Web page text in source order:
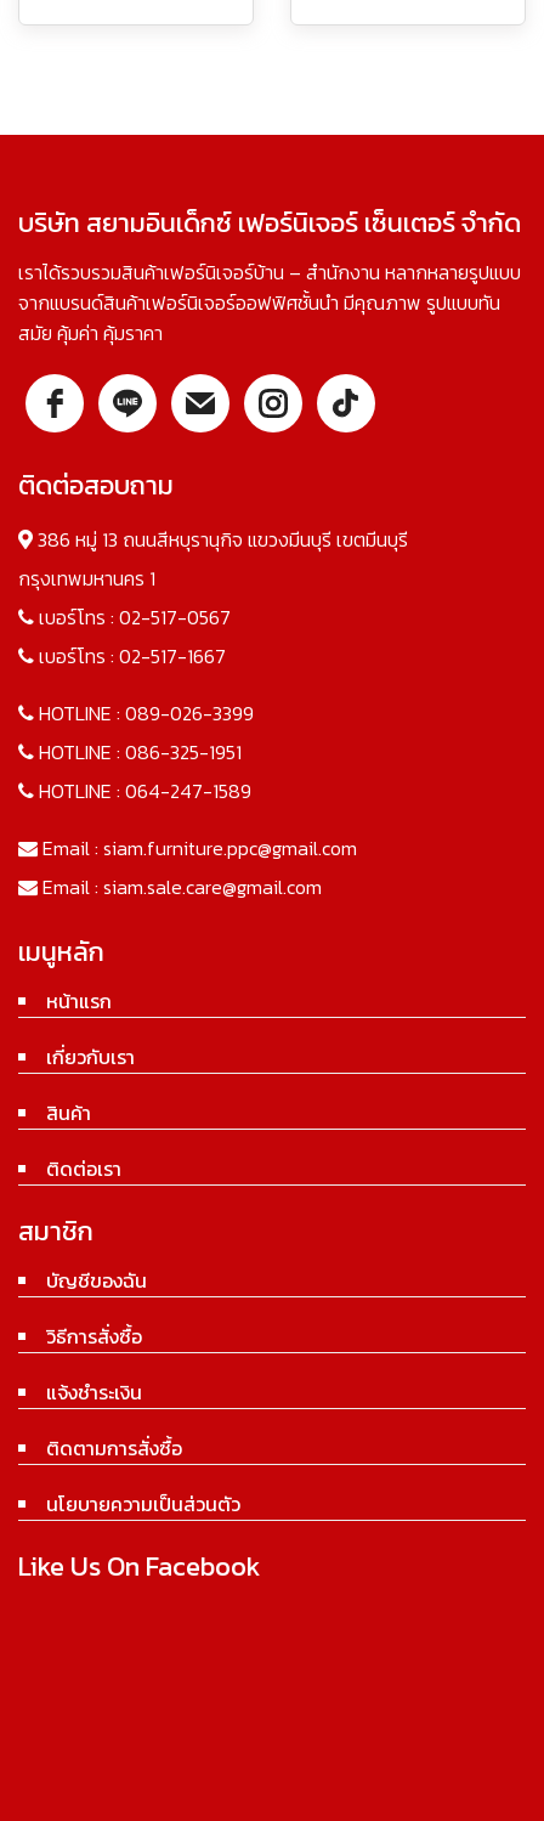
บริษัท สยามอินเด็กซ์ เฟอร์นิเจอร์ เซ็นเตอร์ จำกัด
เราได้รวบรวมสินค้าเฟอร์นิเจอร์บ้าน – สำนักงาน หลากหลายรูปแบบ
จากแบรนด์สินค้าเฟอร์นิเจอร์ออฟฟิศชั้นนำ มีคุณภาพ รูปแบบทัน
สมัย คุ้มค่า คุ้มราคา
ติดต่อสอบถาม
386 หมู่ 13 ถนนสีหบุรานุกิจ แขวงมีนบุรี เขตมีนบุรี
กรุงเทพมหานคร 1
เบอร์โทร : 02-517-0567
เบอร์โทร : 02-517-1667
HOTLINE : 089-026-3399
HOTLINE : 086-325-1951
HOTLINE : 064-247-1589
Email : siam.furniture.ppc@gmail.com
Email : siam.sale.care@gmail.com
เมนูหลัก
หน้าแรก
เกี่ยวกับเรา
สินค้า
ติดต่อเรา
สมาชิก
บัญชีของฉัน
วิธีการสั่งซื้อ
แจ้งชำระเงิน
ติดตามการสั่งซื้อ
นโยบายความเป็นส่วนตัว
Like Us On Facebook